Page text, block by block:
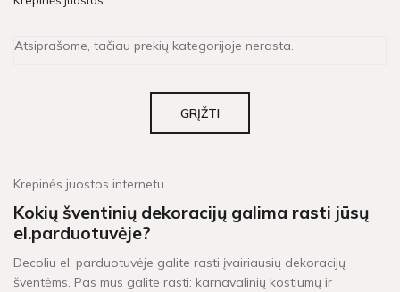
Atsiprašome, tačiau prekių kategorijoje nerasta.
GRĮŽTI
Krepinės juostos internetu.
Kokių šventinių dekoracijų galima rasti jūsų
el.parduotuvėje?
Decoliu el. parduotuvėje galite rasti įvairiausių dekoracijų
šventėms. Pas mus galite rasti: karnavalinių kostiumų ir